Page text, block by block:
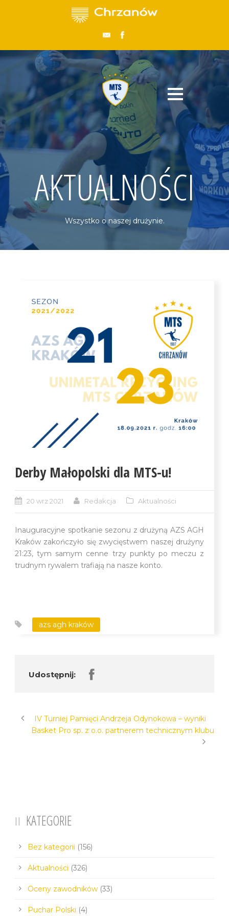
AKTUALNOŚCI
Wszystko o naszej drużynie.
Derby Małopolski dla MTS-u!
20 wrz 2021 Redakcja Aktualności
Inauguracyjne spotkanie sezonu z drużyną AZS AGH
Kraków zakończyło się zwycięstwem naszej drużyny
21:23, tym samym cenne trzy punkty po meczu z
trudnym rywalem trafiają na nasze konto.
azs agh kraków
Udostępnij:
IV Turniej Pamięci Andrzeja Odynokowa – wyniki
Basket Pro sp. z o.o. partnerem technicznym klubu
KATEGORIE
Bez kategorii (156)
Aktualności (326)
Oceny zawodników (33)
Puchar Polski (4)